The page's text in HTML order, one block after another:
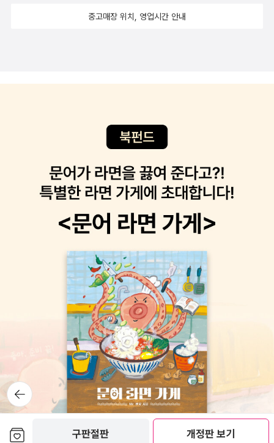
구판절판 개정판 보기
수는 없다...10. 에덴의 동쪽 1 : 존 스타인백11. 에덴의 동쪽 2 : 존 스
했다. 이 사은품을 받기 위한 조건은 ‘민음사 세계문학 전집 2만원 이
다 가지고 있지는 않지만, 내가 읽어보고 싶은건 이미 다 구매(다 읽
었다는 이야기는 아니다...)를 했고, 더이상 땡기는 작품이 없는거다.
그래서 나름 평점이 좋은 책을 검색하다가 발견한게 바로 <에덴의 동
쪽>이었다. 제목을 예전에 너무 많이 들어서 그런지 그다지 손이 안
갈거 같은데, 재미있다고 하니 읽어봐야 겠다.12. 오 헨리 단편 : 오 헨
리 현대문학 세계문학 전집을 모으기 위해 열심히 중고를 검색하다가
이 책이 있길래 구매했다. 민음사에서 나온 <오 헨리 단편선>을 가지
고 있긴 한데, 뭐 많이 중복되지는 않겠지? 어차피 이미 읽은 민음사
판 <오 헨리 단편선>이 기억이 나지 않으므로 상관은 없지만....그러
고 보니 11월에 구매한 책 12권 중을 이미 읽었다. 이렇게 해서 예전
에 사둔 책들은 그렇게 기억속에서 사라져 간다. 이제 책이나 읽어야
뒤로가
기
중고매장 위치, 영업시간 안내